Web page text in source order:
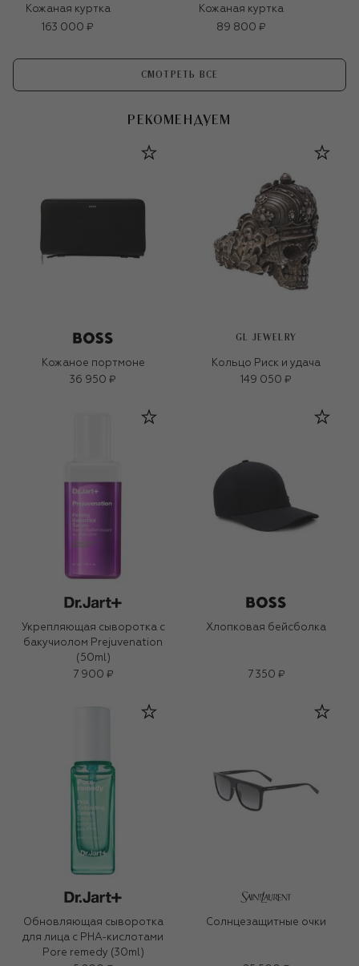
Кожаная куртка
163 000 ₽
Кожаная куртка
89 800 ₽
СМОТРЕТЬ ВСЕ
РЕКОМЕНДУЕМ
Кожаное портмоне
36 950 ₽
GL JEWELRY
Кольцо Риск и удача
149 050 ₽
Укрепляющая сыворотка с
бакучиолом Prejuvenation
(50ml)
7 900 ₽
Хлопковая бейсболка
7 350 ₽
Обновляющая сыворотка
для лица с PHA-кислотами
Pore remedy (30ml)
Солнцезащитные очки